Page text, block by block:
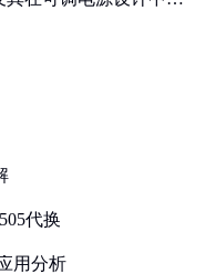
代换
用分析